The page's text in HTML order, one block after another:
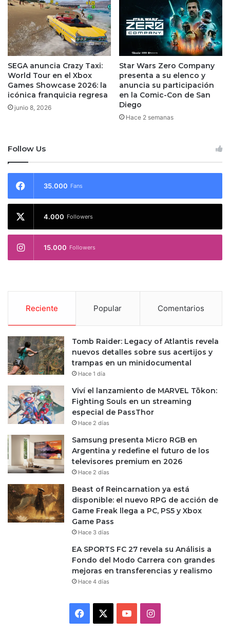
SEGA anuncia Crazy Taxi:
World Tour en el Xbox
Games Showcase 2026: la
icónica franquicia regresa
junio 8, 2026
Star Wars Zero Company
presenta a su elenco y
anuncia su participación
en la Comic-Con de San
Diego
Hace 2 semanas
Follow Us
35.000 Fans
4.000 Followers
15.000 Followers
Reciente Popular Comentarios
Tomb Raider: Legacy of Atlantis revela
nuevos detalles sobre sus acertijos y
trampas en un minidocumental
Hace 1 día
Viví el lanzamiento de MARVEL Tōkon:
Fighting Souls en un streaming
especial de PassThor
Hace 2 días
Samsung presenta Micro RGB en
Argentina y redefine el futuro de los
televisores premium en 2026
Hace 2 días
Beast of Reincarnation ya está
disponible: el nuevo RPG de acción de
Game Freak llega a PC, PS5 y Xbox
Game Pass
Hace 3 días
EA SPORTS FC 27 revela su Análisis a
Fondo del Modo Carrera con grandes
mejoras en transferencias y realismo
Hace 4 días
Facebook YouTubeInstagram